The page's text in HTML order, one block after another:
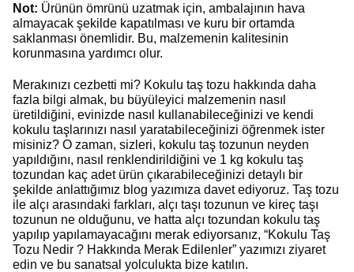
Not: Ürünün ömrünü uzatmak için, ambalajının hava
almayacak şekilde kapatılması ve kuru bir ortamda
saklanması önemlidir. Bu, malzemenin kalitesinin
korunmasına yardımcı olur.
Merakınızı cezbetti mi? Kokulu taş tozu hakkında daha
fazla bilgi almak, bu büyüleyici malzemenin nasıl
üretildiğini, evinizde nasıl kullanabileceğinizi ve kendi
kokulu taşlarınızı nasıl yaratabileceğinizi öğrenmek ister
misiniz? O zaman, sizleri, kokulu taş tozunun neyden
yapıldığını, nasıl renklendirildiğini ve 1 kg kokulu taş
tozundan kaç adet ürün çıkarabileceğinizi detaylı bir
şekilde anlattığımız blog yazımıza davet ediyoruz. Taş tozu
ile alçı arasındaki farkları, alçı taşı tozunun ve kireç taşı
tozunun ne olduğunu, ve hatta alçı tozundan kokulu taş
yapılıp yapılamayacağını merak ediyorsanız, “Kokulu Taş
Tozu Nedir ? Hakkında Merak Edilenler” yazımızı ziyaret
edin ve bu sanatsal yolculukta bize katılın.